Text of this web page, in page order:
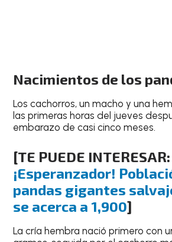
Nacimientos de los
Los cachorros, un macho y una
las primeras horas del jueves
embarazo de casi cinco meses.
[TE PUEDE INTERESAR:
¡Esperanzador!
pandas gigantes
se acerca a 1,900]
La cría hembra nació primero con